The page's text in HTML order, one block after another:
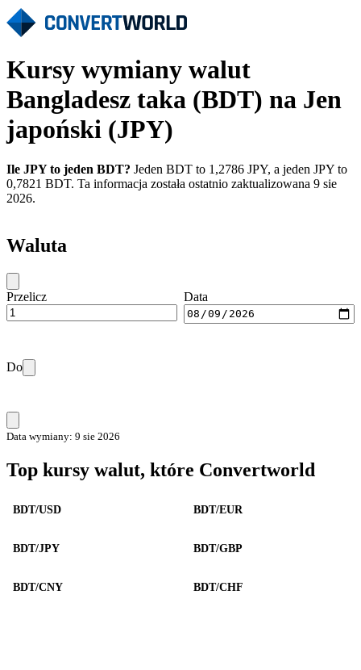
Kursy wymiany walut
Bangladesz taka (BDT) na Jen
japoński (JPY)
Ile JPY to jeden BDT? Jeden BDT to 1,2786 JPY, a jeden JPY to
0,7821 BDT. Ta informacja została ostatnio zaktualizowana 9 sie
2026.
Waluta
Przelicz Data
Do
Data wymiany: 9 sie 2026
Top kursy walut, które Convertworld
BDT/USD BDT/EUR
BDT/JPY BDT/GBP
BDT/CNY BDT/CHF